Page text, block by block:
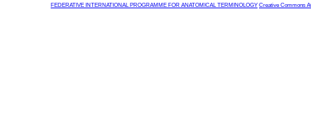
FEDERATIVE INTERNATIONAL PROGRAMME FOR ANATOMICAL TERMINOLOGY Creative Commons